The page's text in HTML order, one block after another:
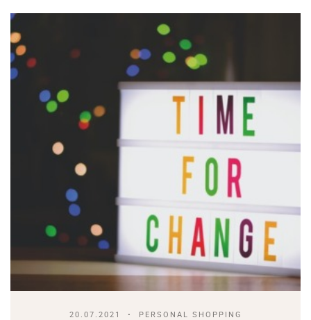
20.07.2021 PERSONAL SHOPPING